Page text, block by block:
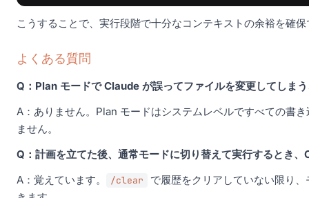
こうすることで、実行段階で十分なコンテキストの余裕を確
よくある質問
Q：Plan モードで Claude が誤ってファイルを変更してしま
A：ありません。Plan モードはシステムレベルですべての書
ません。
Q：計画を立てた後、通常モードに切り替えて実行するとき
A：覚えています。
/clear
で履歴をクリアしていない限り